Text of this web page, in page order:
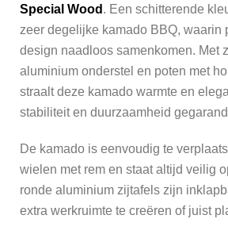
Special Wood . Een schitterende
zeer degelijke kamado BBQ, waarin
design naadloos samenkomen. Met
aluminium onderstel en poten met
straalt deze kamado warmte en
stabiliteit en duurzaamheid
De kamado is eenvoudig te
wielen met rem en staat altijd veilig
ronde aluminium zijtafels zijn
extra werkruimte te creëren of juist